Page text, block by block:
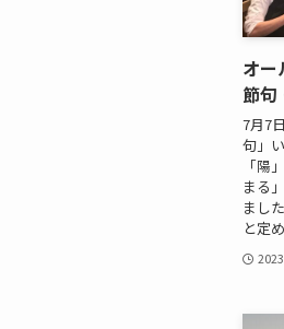
オー
節句
7月7
句」
「陽
まる
まし
と定